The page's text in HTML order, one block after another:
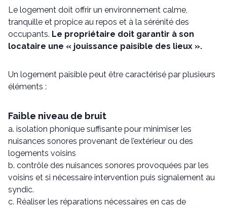
Le logement doit offrir un environnement calme,
tranquille et propice au repos et à la sérénité des
occupants. Le propriétaire doit garantir à son
locataire une « jouissance paisible des lieux ».
Un logement paisible peut être caractérisé par plusieurs
éléments :
Faible niveau de bruit
a. isolation phonique suffisante pour minimiser les
nuisances sonores provenant de l’extérieur ou des
logements voisins
b. contrôle des nuisances sonores provoquées par les
voisins et si nécessaire intervention puis signalement au
syndic.
c. Réaliser les réparations nécessaires en cas de